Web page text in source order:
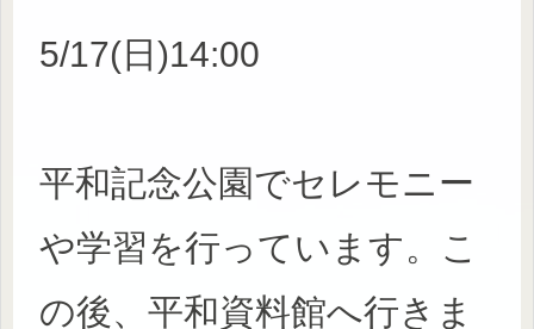
5/17(日)14:00
平和記念公園でセレモニー
や学習を行っています。こ
の後、平和資料館へ行きま